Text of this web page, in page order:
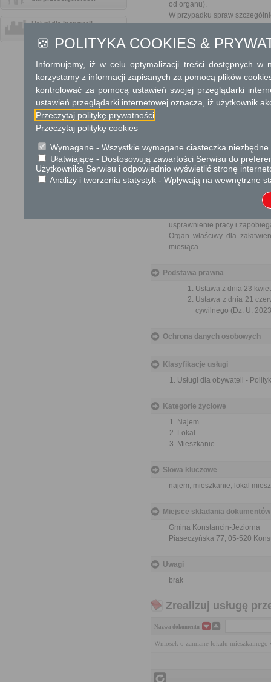
Usługidla instytucji,
od organu).
W przypadku spraw
Informacja
Dodatkowe
Opłata
Wniosek jest wolny od opłat.
Skargi i wnioski
Przedmiotem skargi może
ich pracowników, naruszenie
usprawnienie pracy i
Organ właściwy dla
miesiąca.
Podstawa prawna
Ustawa z dnia 23
Ustawa z dnia 21
cywilnego (Dz. U.
Ochrona danych osobowych
Klasyfikacje usługi
Usługi dla obywateli -
Kategorie życiowe
Najem
Lokal
Mieszkanie
Słowa kluczowe
najem, mieszkanie, lokal
Miejsce składania dokumentów
Gmina Konstancin-Jeziorna
Piaseczyńska 77, 05-520
Uwagi
brak
Zrealizuj usługę
Nazwa dokumentu
Wniosek o zamianę lokalu mieszkalnego
🍪 POLITYKA COOKIES &
Informujemy, iż w celu optymalizacji treści dostępnych w
korzystamy z informacji zapisanych za pomocą plików
kontrolować za pomocą ustawień swojej przeglądarki
ustawień przeglądarki internetowej oznacza, iż użytkownik
Przeczytaj politykę prywatności
Przeczytaj politykę cookies
Wymagane - Wszystkie wymagane ciasteczka
Ułatwiające - Dostosowują zawartości Serwisu do
Użytkownika Serwisu i odpowiednio wyświetlić stronę
Analizy i tworzenia statystyk - Wpływają na wewnętrzne